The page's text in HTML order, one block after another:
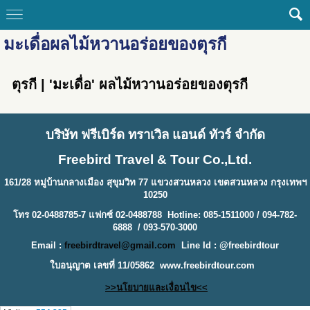
มะเดื่อผลไม้หวานอร่อยของตุรกี
ตุรกี | 'มะเดื่อ' ผลไม้หวานอร่อยของตุรกี
บริษัท ฟรีเบิร์ด ทราเวิล แอนด์ ทัวร์ จำกัด
Freebird Travel & Tour Co.,Ltd.
161/28 หมู่บ้านกลางเมือง สุขุมวิท 77 แขวงสวนหลวง เขตสวนหลวง กรุงเทพฯ
10250
โทร 02-0488785-7 แฟกซ์ 02-0488788 Hotline: 085-1511000 / 094-782-
6888 / 093-570-3000
Email : freebirdtravel@gmail.com
Line Id : @freebirdtour
ใบอนุญาต เลขที่ 11/05862 www.freebirdtour.com
>>นโยบายและเงื่อนไข<<